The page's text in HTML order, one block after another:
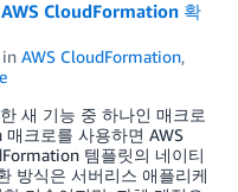
CloudFormation 확
in AWS CloudFormation,
새 기능 중 하나인 매크로
크로를 사용하면 AWS
템플릿의 네이티
방식은 서버리스 애플리케